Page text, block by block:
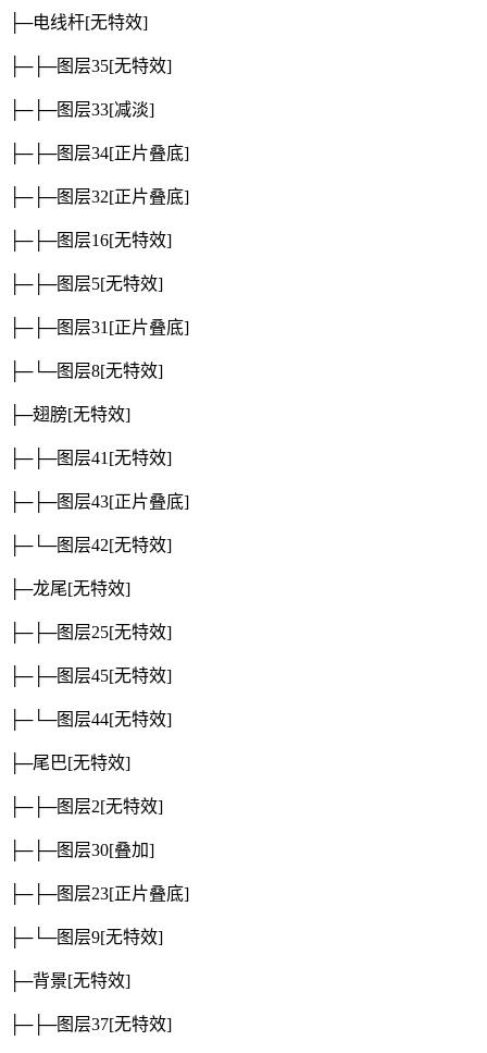
├─电线杆[无特效]
├─├─图层35[无特效]
├─├─图层33[减淡]
├─├─图层34[正片叠底]
├─├─图层32[正片叠底]
├─├─图层16[无特效]
├─├─图层5[无特效]
├─├─图层31 [正片叠底]
├─└─图层8[无特效]
├─翅膀[无特效]
├─├─图层41 [无特效]
├─├─图层43[正片叠底]
├─└─图层42[无特效]
├─龙尾[无特效]
├─├─图层25[无特效]
├─├─图层45[无特效]
├─└─图层44[无特效]
├─尾巴[无特效]
├─├─图层2[无特效]
├─├─图层30[叠加]
├─├─图层23[正片叠底]
├─└─图层9[无特效]
├─背景[无特效]
├─├─图层37[无特效]